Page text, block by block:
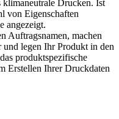
klimaneutrale Drucken. Ist
von Eigenschaften
angezeigt.
Auftragsnamen, machen
legen Ihr Produkt in den
produktspezifische
Erstellen Ihrer Druckdaten